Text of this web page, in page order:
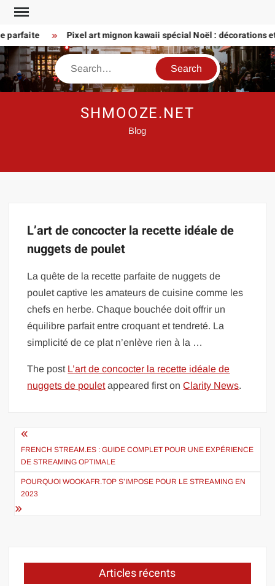
Skip
content
parfaite Pixel art mignon kawaii spécial Noël : décorations
Search
SHMOOZE.NET
Blog
L’art de concocter la recette idéale de
nuggets de poulet
La quête de la recette parfaite de nuggets de
poulet captive les amateurs de cuisine comme les
chefs en herbe. Chaque bouchée doit offrir un
équilibre parfait entre croquant et tendreté. La
simplicité de ce plat n’enlève rien à la …
The post L’art de concocter la recette idéale de
nuggets de pouletappeared first onClarity News.
Navigation
de
l’article
FRENCH STREAM.ES : GUIDE COMPLET POUR UNE EXPÉRIENCE
DE STREAMING OPTIMALE
POURQUOI WOOKAFR.TOP S’IMPOSE POUR LE STREAMING EN
2023
Articles récents